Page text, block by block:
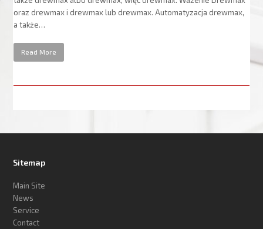
oraz drewmax i drewmax lub drewmax. Automatyzacja drewmax,
a także…
Read More
Sitemap
Main Site
News
Service
Contact